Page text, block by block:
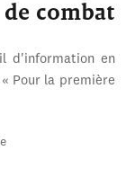
combat
d'information en
Pour la première